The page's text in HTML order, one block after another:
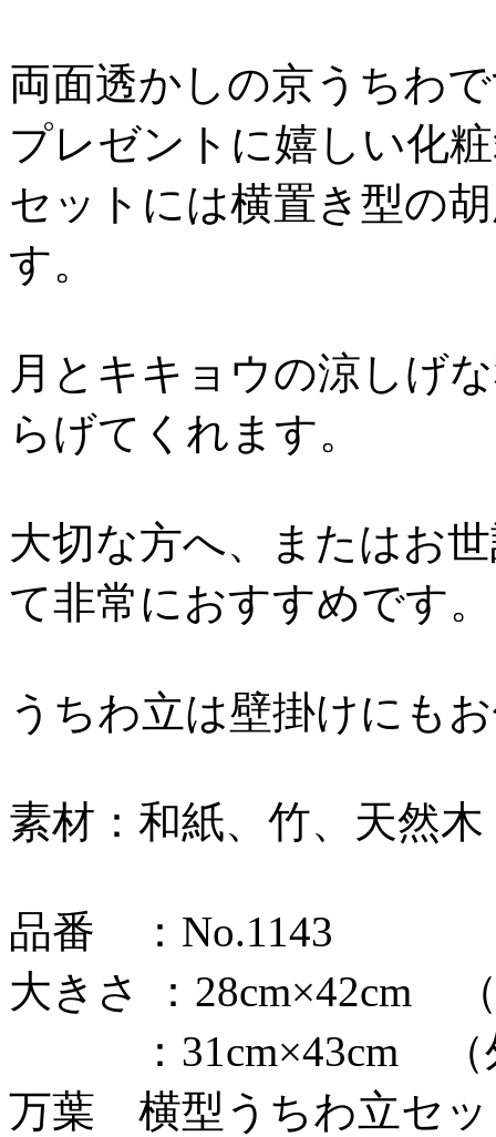
両面透かしの京うちわ
プレゼントに嬉しい化
セットには横置き型の
す。
月とキキョウの涼しげ
らげてくれます。
大切な方へ、またはお
て非常におすすめです。
うちわ立は壁掛けにも
素材：和紙、竹、天然木
品番 ：No.1143
大きさ ：28cm×42cm
：31cm×43cm （
万葉 横型うちわ立セ